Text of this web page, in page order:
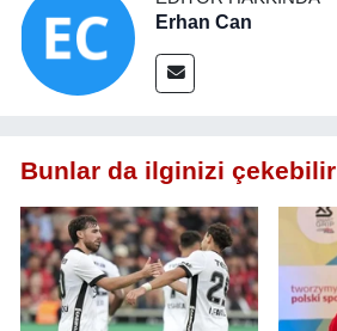
Erhan Can
Bunlar da ilginizi çekebilir